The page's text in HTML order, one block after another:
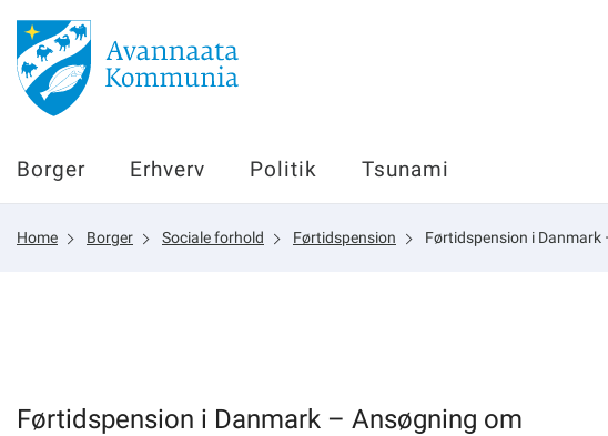
Borger
Erhverv
Politik
sullissivik.gl
Borger Erhverv Politik Tsunami
Home Borger Sociale forhold Førtidspension Førtidspension i Danmark
Førtidspension i Danmark – Ansøgning om